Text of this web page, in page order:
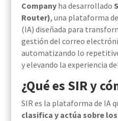
Companyha desarrollado
Router), una plataforma
(IA) diseñada para
gestión del correo
automatizando lo
y elevando la experiencia
¿Qué es SIR y
SIR es la plataforma de IA
clasifica y actúa sobre